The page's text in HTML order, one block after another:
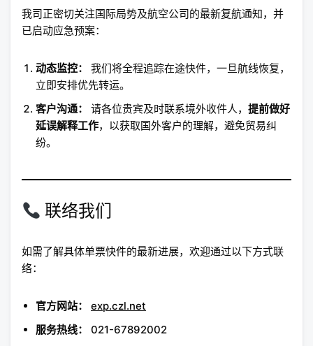
我司正密切关注国际局势及航空公司的最新复航通知，并
已启动应急预案：
动态监控：
我们将全程追踪在途快件，一旦航线恢复，
立即安排优先转运。
客户沟通：
请各位贵宾及时联系境外收件人， 提前做好
延误解释工作，以获取国外客户的理解，避免贸易纠
纷。
联络我们
如需了解具体单票快件的最新进展，欢迎通过以下方式联
络：
官方网站：
exp.czl.net
服务热线：
021-67892002